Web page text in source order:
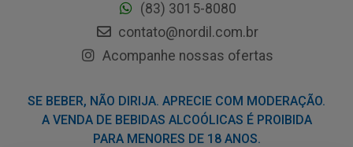
(83) 3015-8080
contato@nordil.com.br
Acompanhe nossas ofertas
SE BEBER, NÃO DIRIJA. APRECIE COM MODERAÇÃO.
A VENDA DE BEBIDAS ALCOÓLICAS É PROIBIDA
PARA MENORES DE 18 ANOS.